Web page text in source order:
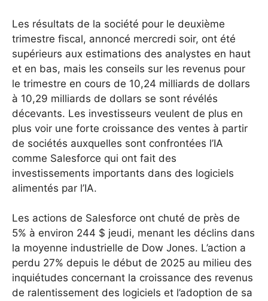
Les résultats de la société pour le deuxième
trimestre fiscal, annoncé mercredi soir, ont été
supérieurs aux estimations des analystes en haut
et en bas, mais les conseils sur les revenus pour
le trimestre en cours de 10,24 milliards de dollars
à 10,29 milliards de dollars se sont révélés
décevants. Les investisseurs veulent de plus en
plus voir une forte croissance des ventes à partir
de sociétés auxquelles sont confrontées l’IA
comme Salesforce qui ont fait des
investissements importants dans des logiciels
alimentés par l’IA.
Les actions de Salesforce ont chuté de près de
5% à environ 244 $ jeudi, menant les déclins dans
la moyenne industrielle de Dow Jones. L’action a
perdu 27% depuis le début de 2025 au milieu des
inquiétudes concernant la croissance des revenus
de ralentissement des logiciels et l’adoption de sa